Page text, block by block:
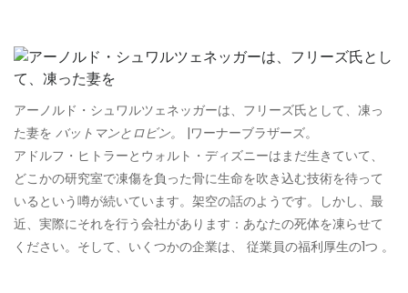
アーノルド・シュワルツェネッガーは、フリーズ氏として、凍っ
た妻を バットマンとロビン。
|ワーナーブラザーズ。
アドルフ・ヒトラーとウォルト・ディズニーはまだ生きていて、
どこかの研究室で凍傷を負った骨に生命を吹き込む技術を待って
いるという噂が続いています。架空の話のようです。しかし、最
近、実際にそれを行う会社があります：あなたの死体を凍らせて
ください。そして、いくつかの企業は、 従業員の福利厚生の1つ 。